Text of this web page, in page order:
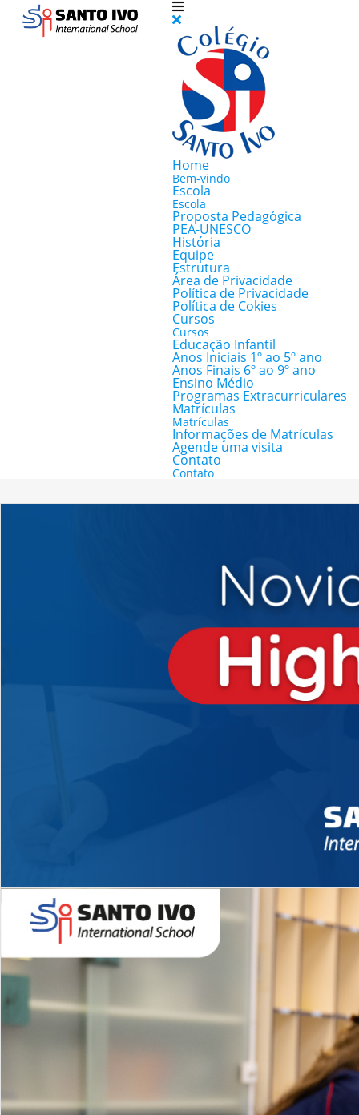
Home
Bem-vindo
Escola
Escola
Proposta Pedagógica
PEA-UNESCO
História
Equipe
Estrutura
Área de Privacidade
Política de Privacidade
Política de Cokies
Cursos
Cursos
Educação Infantil
Anos Iniciais 1º ao 5º ano
Anos Finais 6º ao 9º ano
Ensino Médio
Programas Extracurriculares
Matrículas
Matrículas
Informações de Matrículas
Agende uma visita
Contato
Contato
Novidades 2026 High School
EDUCAÇÃO INFANTIL
Inglês todos os dias